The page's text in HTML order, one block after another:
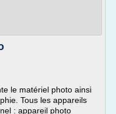
le matériel photo ainsi
Tous les appareils
: appareil photo